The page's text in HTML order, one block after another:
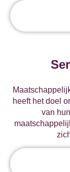
heeft het doel
van